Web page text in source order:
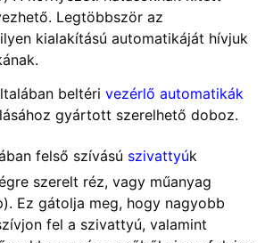
Legtöbbször az
kialakítású automatikáját hívjuk
beltéri vezérlő automatikák
gyártott szerelhető doboz.
felső szívású szivattyúk
szerelt réz, vagy műanyag
Ez gátolja meg, hogy nagyobb
fel a szivattyú, valamint